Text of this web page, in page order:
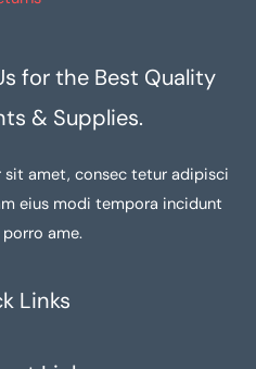
for the Best Quality
& Supplies.
amet, consec tetur adipisci
eius modi tempora incidunt
ame.
Links